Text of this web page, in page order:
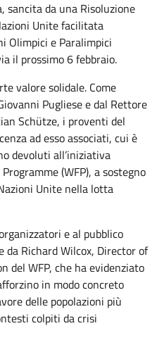
sancita da una Risoluzione
Unite facilitata
Olimpici e Paralimpici
il prossimo 6 febbraio.
valore solidale. Come
Pugliese e dal Rettore
Schütze, i proventi del
ad esso associati, cui è
devoluti all’iniziativa
(WFP), a sostegno
Unite nella lotta
e al pubblico
da Richard Wilcox, Director of
del WFP, che ha evidenziato
in modo concreto
delle popolazioni più
colpiti da crisi